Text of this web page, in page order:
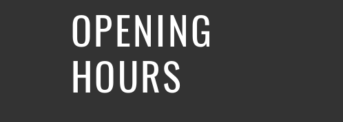
OPENING
HOURS